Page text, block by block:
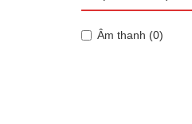
Âm thanh (0)